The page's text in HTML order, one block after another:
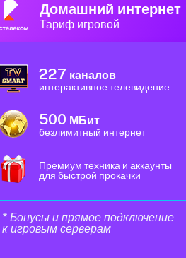
Домашний интернет
Тариф игровой
227 каналов
интерактивное телевидение
500 МБит
безлимитный интернет
Премиум техника и аккаунты
для быстрой прокачки
* Бонусы и прямое подключение
к игровым серверам